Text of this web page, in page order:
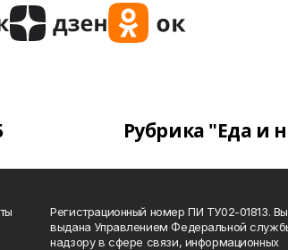
Рубрика "Еда и
Регистрационный номер ПИ ТУ02-01813.
выдана Управлением Федеральной
надзору в сфере связи, информационных